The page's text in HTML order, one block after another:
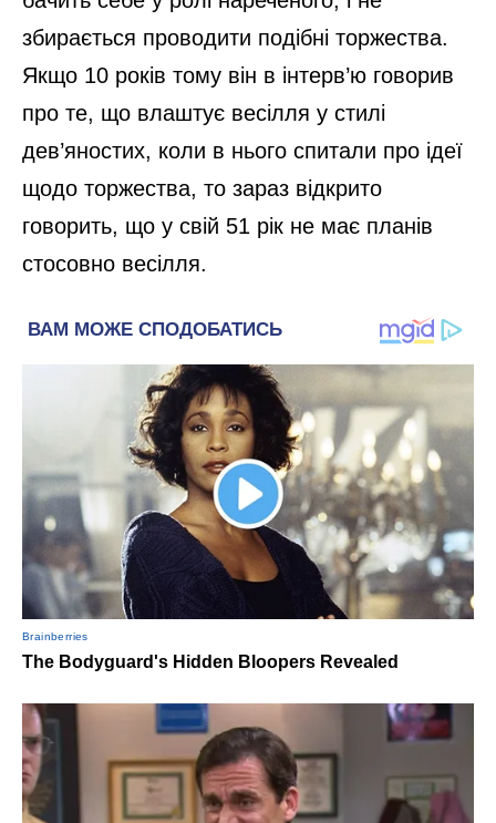
збирається проводити подібні торжества.
Якщо 10 років тому він в інтерв’ю говорив
про те, що влаштує весілля у стилі
дев’яностих, коли в нього спитали про ідеї
щодо торжества, то зараз відкрито
говорить, що у свій 51 рік не має планів
стосовно весілля.